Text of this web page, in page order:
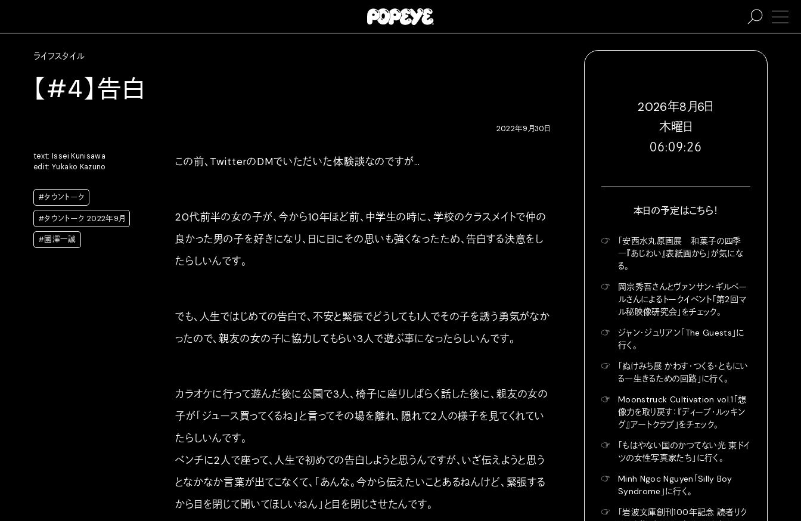
ライフスタイル
【#4】告白
2022年9月30日
text: Issei Kunisawa
edit: Yukako Kazuno
#タウントーク
#タウントーク 2022年9月
#國澤一誠
この前、TwitterのDMでいただいた体験談なのですが…
20代前半の女の子が、今から10年ほど前、中学生の時に、学校のクラスメイトで仲の
良かった男の子を好きになり、日に日にその思いも強くなったため、告白する決意をし
たらしいんです。
でも、人生ではじめての告白で、不安と緊張でどうしても1人でその子を誘う勇気がなか
ったので、親友の女の子に協力してもらい3人で遊ぶ事になったらしいんです。
カラオケに行って遊んだ後に公園で3人、椅子に座りしばらく話した後に、親友の女の
子が「ジュース買ってくるね」と言ってその場を離れ、隠れて2人の様子を見てくれてい
たらしいんです。
ベンチに2人で座って、人生で初めての告白しようと思うんですが、いざ伝えようと思う
となかなか言葉が出てこなくて、「あんな。今から伝えたいことあるねんけど、緊張する
から目を閉じて聞いてほしいねん」と目を閉じさせたんです。
2026年8月6日
木曜日
０６:０９:２７
本日の予定はこちら！
☞
「安西水丸原画展 和菓子の四季
―『あじわい』表紙画から」が気にな
る。
☞
岡宗秀吾さんとヴァンサン・ギルベー
ルさんによるトークイベント「第2回マ
ル秘映像研究会」をチェック。
☞
ジャン・ジュリアン「The Guests」に
行く。
☞
「ぬけみち展 かわす・つくる・ともにい
る―生きるための回路」に行く。
☞
Moonstruck Cultivation vol.1「想
像力を取り戻す：『ディープ・ルッキン
グ』アートクラブ」をチェック。
☞
「もはやない国のかつてない光 東ドイ
ツの女性写真家たち」に行く。
☞
Minh Ngoc Nguyen「Silly Boy
Syndrome」に行く。
☞
「岩波文庫創刊100年記念 読者リク